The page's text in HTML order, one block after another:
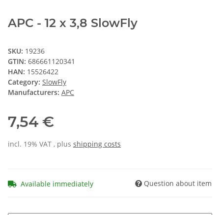
APC - 12 x 3,8 SlowFly
SKU: 19236
GTIN: 686661120341
HAN: 15526422
Category: SlowFly
Manufacturers: APC
7,54 €
incl. 19% VAT , plus shipping costs
Available immediately Question about item